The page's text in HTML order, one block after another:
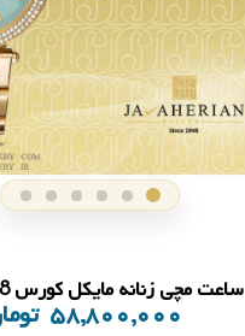
ساعت مچی زنانه مایکل کورس MK3498
۵۸,۸۰۰,۰۰۰